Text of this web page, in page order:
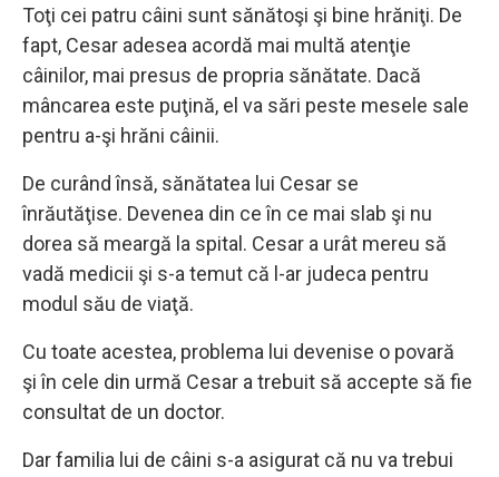
Toţi cei patru câini sunt sănătoşi şi bine hrăniţi. De
fapt, Cesar adesea acordă mai multă atenţie
câinilor, mai presus de propria sănătate. Dacă
mâncarea este puţină, el va sări peste mesele sale
pentru a-şi hrăni câinii.
De curând însă, sănătatea lui Cesar se
înrăutăţise. Devenea din ce în ce mai slab şi nu
dorea să meargă la spital. Cesar a urât mereu să
vadă medicii şi s-a temut că l-ar judeca pentru
modul său de viaţă.
Cu toate acestea, problema lui devenise o povară
şi în cele din urmă Cesar a trebuit să accepte să fie
consultat de un doctor.
Dar familia lui de câini s-a asigurat că nu va trebui